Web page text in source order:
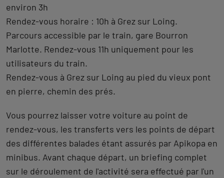
environ 3h
Rendez-vous horaire : 10h à Grez sur Loing.
Parcours accessible par le train, gare Bourron
Marlotte. Rendez-vous 11h uniquement pour les
utilisateurs du train.
Rendez-vous à Grez sur Loing au pied du vieux pont
en pierre, chemin des prés.
Vous pourrez laisser votre voiture au point de
rendez-vous, les transferts vers les points de départ
des différentes balades étant assurés par Apikopa en
minibus. Avant chaque départ, un briefing complet
sur le déroulement de l'activité sera effectué par l'un